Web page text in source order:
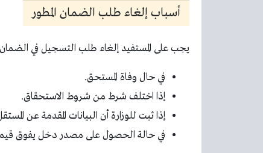
أسباب إلغاء طلب الضمان المطور
يجب على المستفيد إلغاء طلب التسجيل في الضمان
في حال وفاة المستحق.
إذا اختلف شرط من شروط الاستحقاق.
إذا ثبت للوزارة أن البيانات المقدمة عن
في حالة الحصول على مصدر دخل يفوق